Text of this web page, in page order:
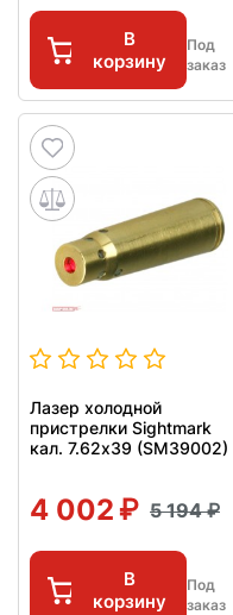
В
корзину
Под
заказ
Лазер холодной
пристрелки Sightmark
кал. 7.62x39 (SM39002)
4 002 5 194
В
корзину
Под
заказ